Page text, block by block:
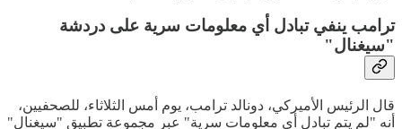
ترامب ينفي تبادل أي معلومات سرية على دردشة
"سيغنال"
قال الرئيس الأميركي، دونالد ترامب، يوم أمس الثلاثاء، للصحفيين،
أنه "لم يتم تبادل أي معلومات سرية" عبر مجموعة تطبيق "سيغنال"